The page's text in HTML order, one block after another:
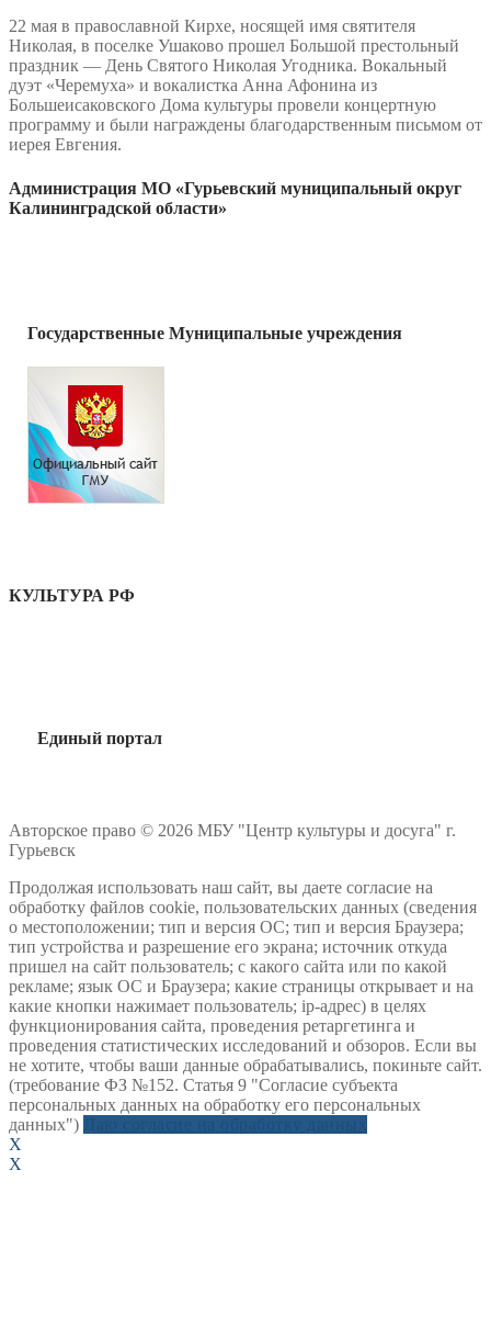
22 мая в православной Кирхе, носящей имя святителя
Николая, в поселке Ушаково прошел Большой престольный
праздник — День Святого Николая Угодника. Вокальный
дуэт «Черемуха» и вокалистка Анна Афонина из
Большеисаковского Дома культуры провели концертную
программу и были награждены благодарственным письмом от
иерея Евгения.
Администрация МО «Гурьевский муниципальный округ
Калининградской области»
Государственные Муниципальные учреждения
КУЛЬТУРА РФ
Единый портал
Авторское право © 2026 МБУ "Центр культуры и досуга" г.
Гурьевск
Продолжая использовать наш сайт, вы даете согласие на
обработку файлов cookie, пользовательских данных (сведения
о местоположении; тип и версия ОС; тип и версия Браузера;
тип устройства и разрешение его экрана; источник откуда
пришел на сайт пользователь; с какого сайта или по какой
рекламе; язык ОС и Браузера; какие страницы открывает и на
какие кнопки нажимает пользователь; ip-адрес) в целях
функционирования сайта, проведения ретаргетинга и
проведения статистических исследований и обзоров. Если вы
не хотите, чтобы ваши данные обрабатывались, покиньте сайт.
(требование ФЗ №152. Статья 9 "Согласие субъекта
персональных данных на обработку его персональных
данных")
X
X